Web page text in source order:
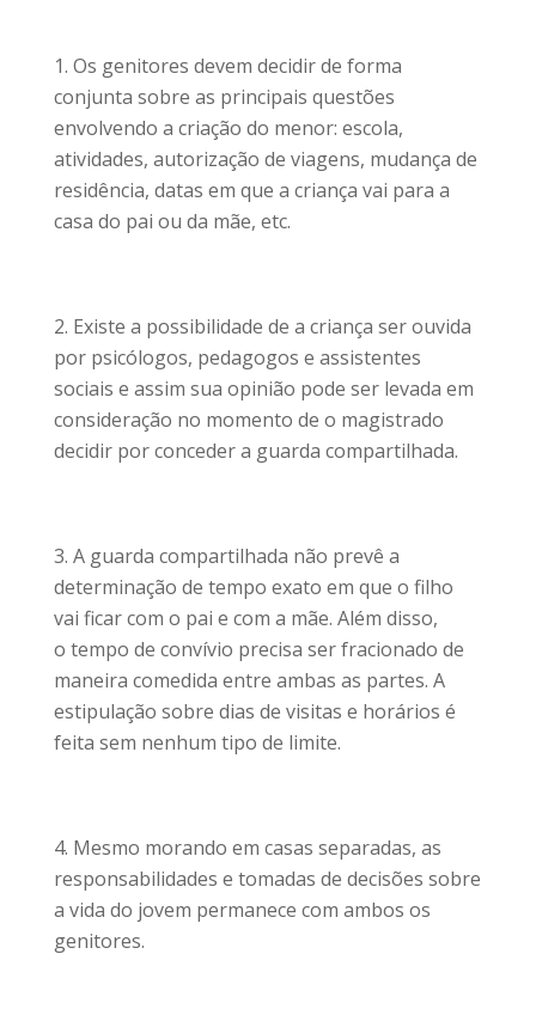
Os genitores devem decidir de forma
conjunta sobre as principais questões
envolvendo a criação do menor: escola,
atividades, autorização de viagens, mudança de
residência, datas em que a criança vai para a
casa do pai ou da mãe, etc.
Existe a possibilidade de a criança ser ouvida
por psicólogos, pedagogos e assistentes
sociais e assim sua opinião pode ser levada em
consideração no momento de o magistrado
decidir por conceder a guarda compartilhada.
A guarda compartilhada não prevê a
determinação de tempo exato em que o filho
vai ficar com o pai e com a mãe. Além disso,
o tempo de convívio precisa ser fracionado de
maneira comedida entre ambas as partes. A
estipulação sobre dias de visitas e horários é
feita sem nenhum tipo de limite.
Mesmo morando em casas separadas, as
responsabilidades e tomadas de decisões sobre
a vida do jovem permanece com ambos os
genitores.